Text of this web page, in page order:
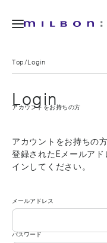
Top Login
Login
アカウントをお持ちの方
アカウントをお持ちの方
登録されたEメールア
インしてください。
メールアドレス
パスワード